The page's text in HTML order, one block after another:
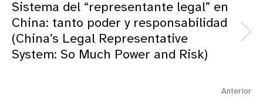
Sistema del “representante legal” en
China: tanto poder y responsabilidad
(China’s Legal Representative
System: So Much Power and Risk)
Anterior